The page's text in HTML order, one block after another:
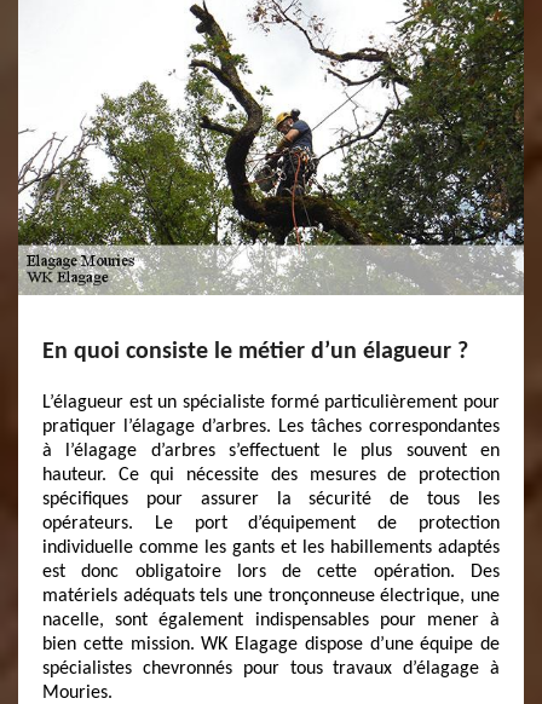
En quoi consiste le métier d’un élagueur ?
L’élagueur est un spécialiste formé particulièrement pour
pratiquer l’élagage d’arbres. Les tâches correspondantes
à l’élagage d’arbres s’effectuent le plus souvent en
hauteur. Ce qui nécessite des mesures de protection
spécifiques pour assurer la sécurité de tous les
opérateurs. Le port d’équipement de protection
individuelle comme les gants et les habillements adaptés
est donc obligatoire lors de cette opération. Des
matériels adéquats tels une tronçonneuse électrique, une
nacelle, sont également indispensables pour mener à
bien cette mission. WK Elagage dispose d’une équipe de
spécialistes chevronnés pour tous travaux d’élagage à
Mouries.